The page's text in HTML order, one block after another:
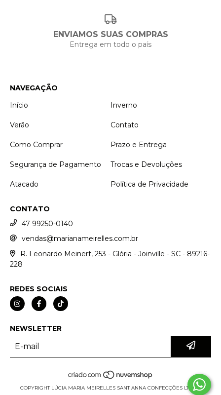
ENVIAMOS SUAS COMPRAS
Entrega em todo o país
NAVEGAÇÃO
Início
Inverno
Verão Contato
Como Comprar Prazo e Entrega
Segurança de Pagamento Trocas e Devoluções
Atacado Política de Privacidade
CONTATO
47 99250-0140
vendas@marianameirelles.com.br
R. Leonardo Meinert, 253 - Glória - Joinville - SC - 89216-
228
REDES SOCIAIS
NEWSLETTER
COPYRIGHT LÚCIA MARIA MEIRELLES SANT ANNA CONFECÇÕES LTDA. -